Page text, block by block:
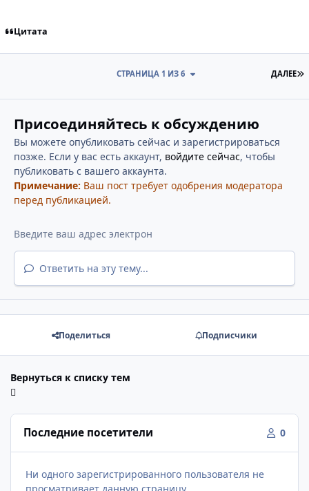
Цитата
ДАЛЕЕ
СТРАНИЦА 1 ИЗ 6
Присоединяйтесь к обсуждению
Вы можете опубликовать сейчас и зарегистрироваться
позже. Если у вас есть аккаунт, войдите сейчас, чтобы
публиковать с вашего аккаунта.
Примечание: Ваш пост требует одобрения модератора
перед публикацией.
Ответить на эту тему...
Поделиться Подписчики
Вернуться к списку тем
Последние посетители 0
Ни одного зарегистрированного пользователя не